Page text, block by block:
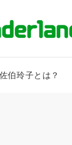
佐伯玲子とは？